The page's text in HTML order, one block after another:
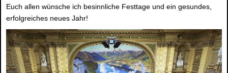
Euch allen wünsche ich besinnliche Festtage und ein gesundes,
erfolgreiches neues Jahr!